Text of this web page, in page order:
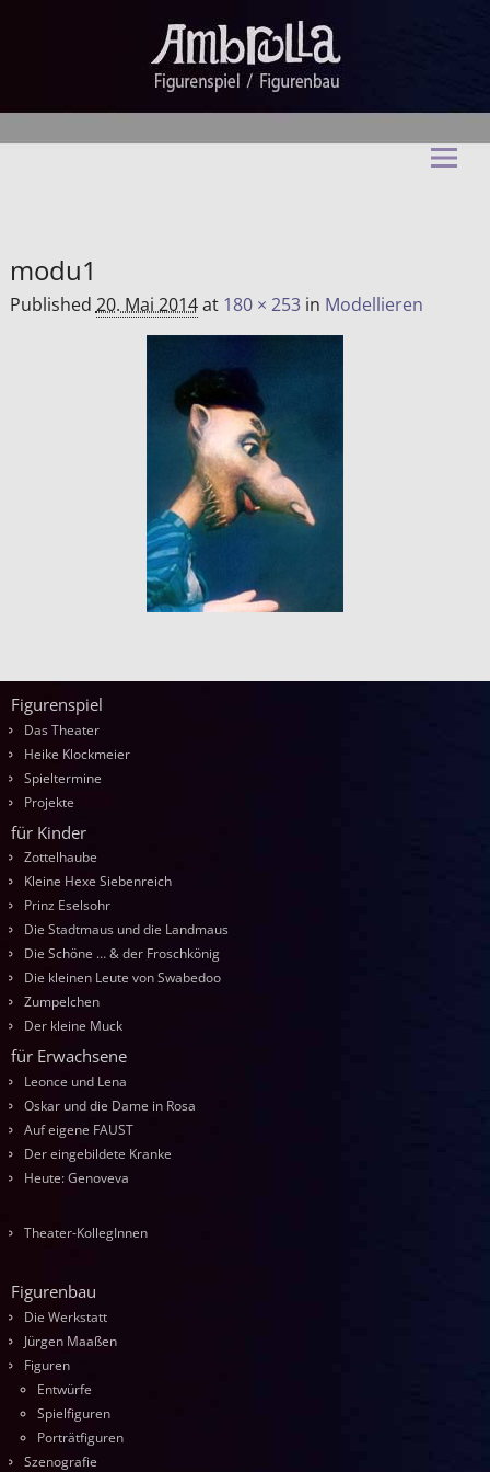
modu1
Published 20. Mai 2014at 180 × 253in Modellieren
Bilder-Navigation
Figurenspiel
Das Theater
Heike Klockmeier
Spieltermine
Projekte
für Kinder
Zottelhaube
Kleine Hexe Siebenreich
Prinz Eselsohr
Die Stadtmaus und die Landmaus
Die Schöne … & der Froschkönig
Die kleinen Leute von Swabedoo
Zumpelchen
Der kleine Muck
für Erwachsene
Leonce und Lena
Oskar und die Dame in Rosa
Auf eigene FAUST
Der eingebildete Kranke
Heute: Genoveva
Theater-KollegInnen
Figurenbau
Die Werkstatt
Jürgen Maaßen
Figuren
Entwürfe
Spielfiguren
Porträtfiguren
Szenografie